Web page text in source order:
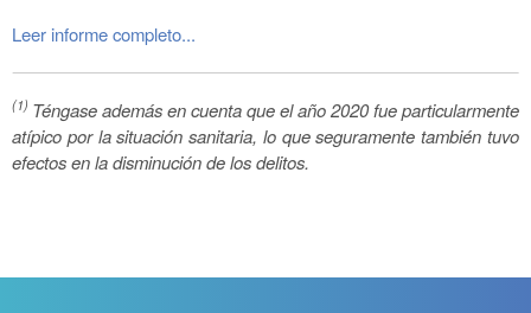
Leer informe completo...
(1) Téngase además en cuenta que el año 2020 fue particularmente
atípico por la situación sanitaria, lo que seguramente también tuvo
efectos en la disminución de los delitos.